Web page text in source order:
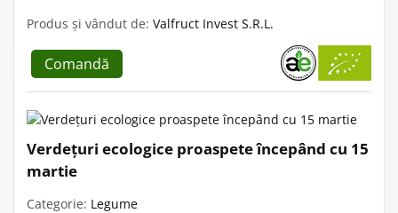
Produs și vândut de: Valfruct Invest S.R.L.
Comandă
Verdețuri ecologice proaspete începând cu 15
martie
Categorie: Legume